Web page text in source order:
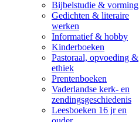
Bijbelstudie & vorming
Gedichten & literaire
werken
Informatief & hobby
Kinderboeken
Pastoraal, opvoeding &
ethiek
Prentenboeken
Vaderlandse kerk- en
zendingsgeschiedenis
Leesboeken 16 jr en